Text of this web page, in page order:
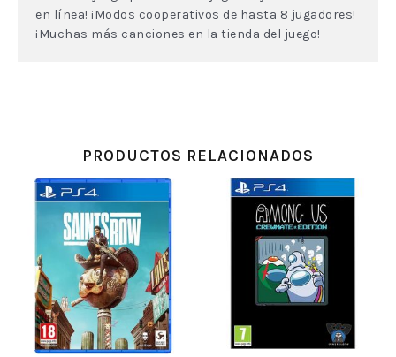
en línea! ¡Modos cooperativos de hasta 8 jugadores!
¡Muchas más canciones en la tienda del juego!
PRODUCTOS RELACIONADOS